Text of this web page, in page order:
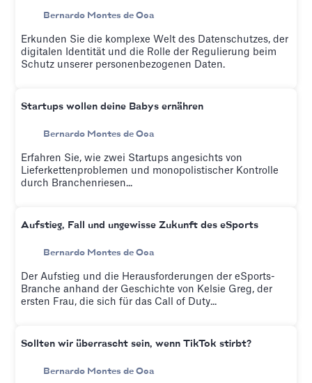
Bernardo Montes de Oca
Erkunden Sie die komplexe Welt des Datenschutzes, der
digitalen Identität und die Rolle der Regulierung beim
Schutz unserer personenbezogenen Daten.
Startups wollen deine Babys ernähren
Bernardo Montes de Oca
Erfahren Sie, wie zwei Startups angesichts von
Lieferkettenproblemen und monopolistischer Kontrolle
durch Branchenriesen...
Aufstieg, Fall und ungewisse Zukunft des eSports
Bernardo Montes de Oca
Der Aufstieg und die Herausforderungen der eSports-
Branche anhand der Geschichte von Kelsie Greg, der
ersten Frau, die sich für das Call of Duty...
Sollten wir überrascht sein, wenn TikTok stirbt?
Bernardo Montes de Oca